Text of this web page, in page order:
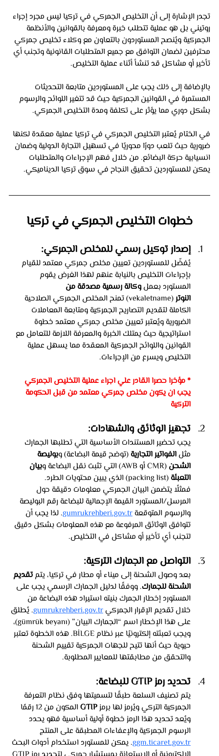
تجدر الإشارة إلى أن التخليص الجمركي في تركيا ليس مجرد إجراء
روتيني بل هو عملية تتطلب خبرة ومعرفة بالقوانين والأنظمة
الجمركية ويُنصح المستوردون بالتعاون مع وكلاء تخليص جمركي
محترفين لضمان التوافق مع جميع المتطلبات القانونية وتجنب أي
تأخير أو مشاكل قد تنشأ أثناء عملية التخليص.
بالإضافة إلى ذلك يجب على المستوردين متابعة التحديثات
المستمرة في القوانين الجمركية حيث قد تتغير اللوائح والرسوم
بشكل دوري مما يؤثر على تكلفة ومدة التخليص الجمركي.
في الختام يُعتبر التخليص الجمركي في تركيا عملية معقدة لكنها
ضرورية حيث تلعب دورًا محوريًا في تسهيل التجارة الدولية وضمان
انسيابية حركة البضائع. من خلال فهم الإجراءات والمتطلبات
يمكن للمستوردين تحقيق النجاح في سوق تركيا الديناميكي.
خطوات التخليص الجمركي في تركيا
إصدار توكيل رسمي للمخلص الجمركي:
يُفضّل للمستوردين تعيين مخلص جمركي معتمد للقيام
بإجراءات التخليص بالنيابة عنهم لهذا الغرض يقوم
المستورد بعمل وكالة رسمية مصدقة من
النوتر
(vekaletname) تمنح المخلص الجمركي الصلاحية
الكاملة لتقديم التصاريح الجمركية ومتابعة المعاملات
الضرورية ويُعتبر تعيين مخلص جمركي معتمد خطوة
استراتيجية حيث يمتلك الخبرة والمعرفة اللازمة للتعامل مع
القوانين واللوائح الجمركية المعقدة مما يسهل عملية
التخليص ويسرع من الإجراءات.
* مؤخرا حصرا القادر علي اجراء عملية التخليص الجمركي
يجب ان يكون مخلص جمركي معتمد من قبل الحكومة
التركية
تجهيز الوثائق والشهادات:
يجب تحضير المستندات الأساسية التي تطلبها الجمارك
مثل الفواتير التجارية (توضح قيمة البضاعة) وبوليصة
الشحن (CMR أو AWB) التي تثبت نقل البضاعة و
بيان
التعبئة (packing list) الذي يبين محتويات الطرد.
فمثلًا يتضمن البيان الجمركي معلومات دقيقة حول
المرسل/المستورد القيمة الإجمالية للبضاعة رقم البوليصة
والرسوم المتوقعة gumrukrehberi.gov.tr. لذا يجب أن
تتوافق الوثائق المرفوعة مع هذه المعلومات بشكل دقيق
لتجنب أي تأخير أو مشاكل في التخليص.
التواصل مع الجمارك التركية:
بعد وصول الشحنة إلى ميناء أو مطار في تركيا، يتم تقديم
الشحنة للجمارك. ووفقًا لدليل الجمارك الرسمي يجب على
المستورد إخطار الجمرك بنيته استيراد هذه البضاعة من
خلال تقديم الإقرار الجمركي gumrukrehberi.gov.tr. يُطلق
على هذا الإخطار اسم “الجمارك البيان” (gümrük beyanı)،
ويجب تعبئته إلكترونيًا عبر نظام BİLGE. هذه الخطوة تعتبر
حيوية حيث أنها تتيح للجهات الجمركية تقييم الشحنة
والتحقق من مطابقتها للمعايير المطلوبة.
تحديد رمز GTIP للبضاعة:
يتم تصنيف السلعة طبقًا لتسميتها وفق نظام التعرفة
الجمركية التركي ويُرمز لها برمز GTIP
المكون من 12 رقمًا
ويُعد تحديد هذا الرمز خطوة أولية أساسية فهو يحدد
الرسوم الجمركية والإعفاءات المطبقة على المنتج
ggm.ticaret.gov.tr. يمكن للمستورد استخدام أدوات البحث